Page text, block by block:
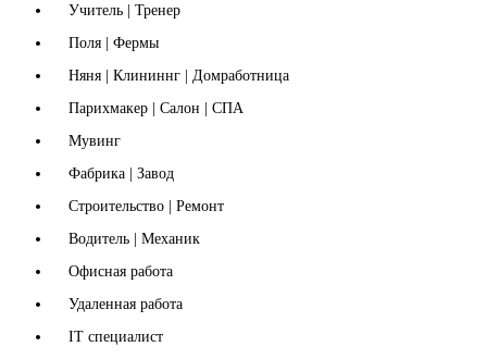
Учитель | Тренер
Поля | Фермы
Няня | Клининнг | Домработница
Парихмакер | Салон | СПА
Мувинг
Фабрика | Завод
Строительство | Ремонт
Водитель | Механик
Офисная работа
Удаленная работа
IT специалист